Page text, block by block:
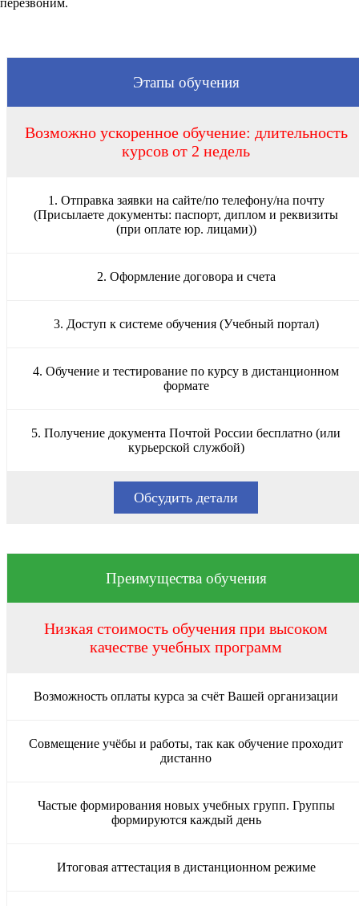
Этапы обучения
Возможно ускоренное обучение: длительность
курсов от 2 недель
1. Отправка заявки на сайте/по телефону/на почту
(Присылаете документы: паспорт, диплом и реквизиты
(при оплате юр. лицами))
2. Оформление договора и счета
3. Доступ к системе обучения (Учебный портал)
4. Обучение и тестирование по курсу в дистанционном
формате
5. Получение документа Почтой России бесплатно (или
курьерской службой)
Обсудить детали
Преимущества обучения
Низкая стоимость обучения при высоком
качестве учебных программ
Возможность оплаты курса за счёт Вашей организации
Совмещение учёбы и работы, так как обучение проходит
дистанно
Частые формирования новых учебных групп. Группы
формируются каждый день
Итоговая аттестация в дистанционном режиме